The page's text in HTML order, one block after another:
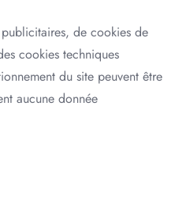
de cookies de
cookies techniques
du site peuvent être
aucune donnée